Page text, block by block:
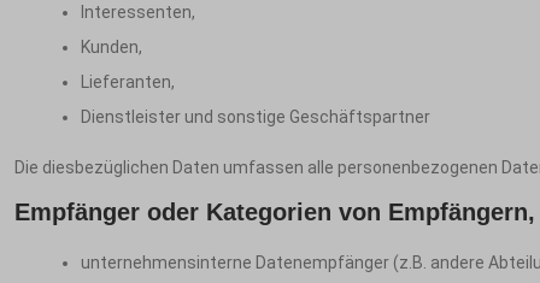
Interessenten,
Kunden,
Lieferanten,
Dienstleister und sonstige Geschäftspartner
Die diesbezüglichen Daten umfassen alle personenbezogenen
Empfänger oder Kategorien von
unternehmensinterne Datenempfänger (z.B. andere